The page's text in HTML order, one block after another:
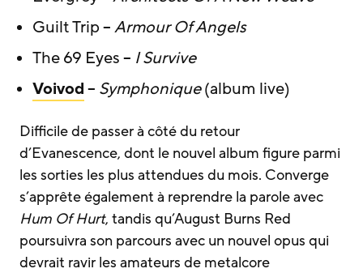
Guilt Trip –Armour Of Angels
The 69 Eyes – I Survive
Voivod– Symphonique(album live)
Difficile de passer à côté du retour
d’Evanescence, dont le nouvel album figure parmi
les sorties les plus attendues du mois. Converge
s’apprête également à reprendre la parole avec
Hum Of Hurt, tandis qu’August Burns Red
poursuivra son parcours avec un nouvel opus qui
devrait ravir les amateurs de metalcore